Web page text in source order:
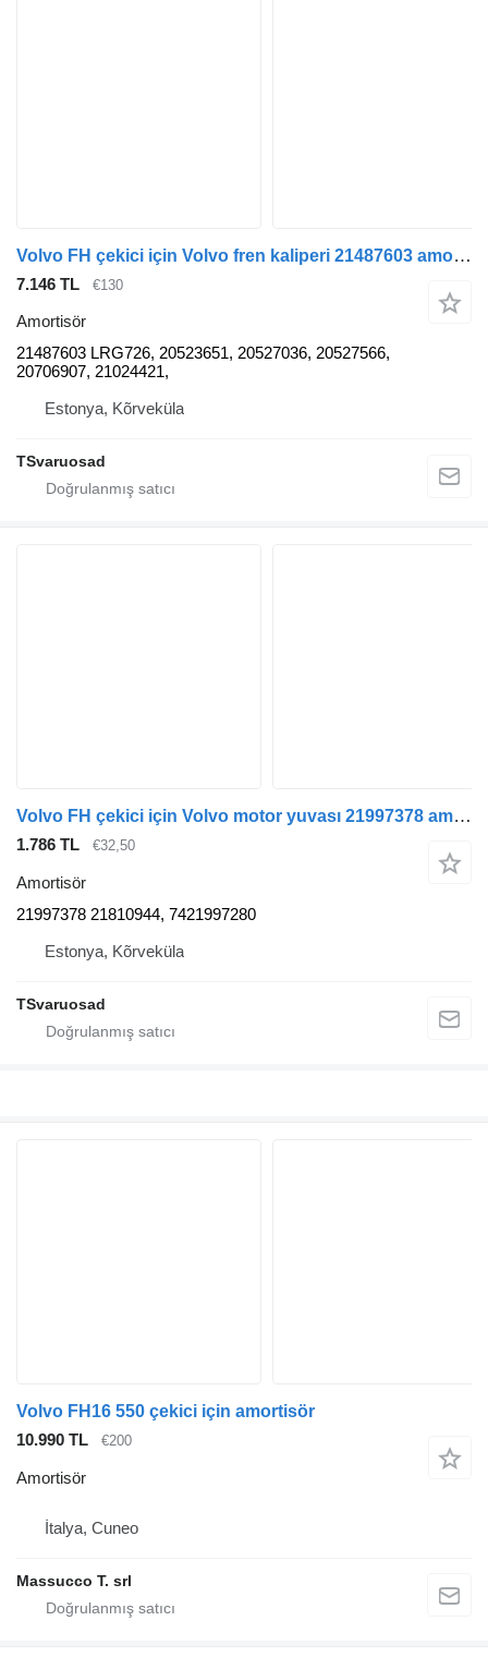
Volvo FH çekici için Volvo fren kaliperi 21487603 amortisör
7.146 TL €130
Amortisör
21487603 LRG726, 20523651, 20527036, 20527566,
20706907, 21024421,
Estonya, Kõrveküla
TSvaruosad
Volvo FH çekici için Volvo motor yuvası 21997378 amortisör
1.786 TL €32,50
Amortisör
21997378 21810944, 7421997280
Estonya, Kõrveküla
TSvaruosad
Volvo FH16 550 çekici için amortisör
10.990 TL
€200
Amortisör
İtalya, Cuneo
Massucco T. srl